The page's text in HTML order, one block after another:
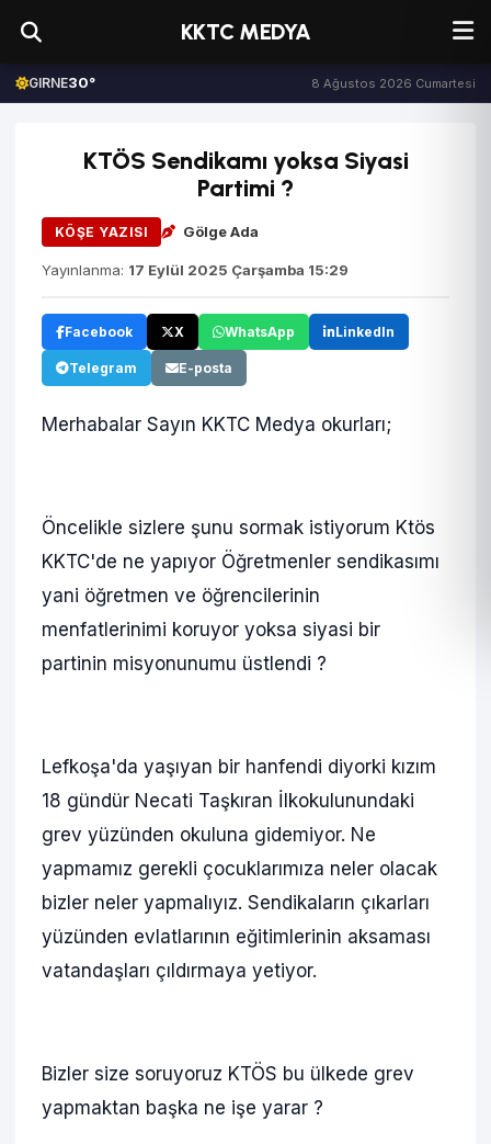
KKTC MEDYA
GIRNE30° 8 Ağustos 2026 Cumartesi
KTÖS Sendikamı yoksa Siyasi
Partimi ?
KÖŞE YAZISI Gölge Ada
Yayınlanma: 17 Eylül 2025 Çarşamba 15:29
Facebook X WhatsApp LinkedIn
Telegram E-posta
Merhabalar Sayın KKTC Medya okurları;
Öncelikle sizlere şunu sormak istiyorum Ktös
KKTC'de ne yapıyor Öğretmenler sendikasımı
yani öğretmen ve öğrencilerinin
menfatlerinimi koruyor yoksa siyasi bir
partinin misyonunumu üstlendi ?
Lefkoşa'da yaşıyan bir hanfendi diyorki kızım
18 gündür Necati Taşkıran İlkokulunundaki
grev yüzünden okuluna gidemiyor. Ne
yapmamız gerekli çocuklarımıza neler olacak
bizler neler yapmalıyız. Sendikaların çıkarları
yüzünden evlatlarının eğitimlerinin aksaması
vatandaşları çıldırmaya yetiyor.
Bizler size soruyoruz KTÖS bu ülkede grev
yapmaktan başka ne işe yarar ?